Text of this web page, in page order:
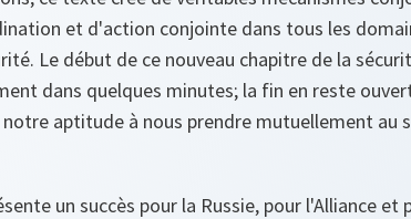
et d'action conjointe dans tous les
Le début de ce nouveau chapitre de la
dans quelques minutes; la fin en reste
aptitude à nous prendre mutuellement au
un succès pour la Russie, pour l'Alliance